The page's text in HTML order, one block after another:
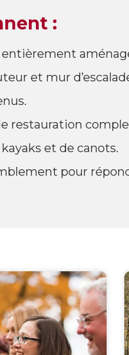
:
et mur
restauration
et de canots.
pour